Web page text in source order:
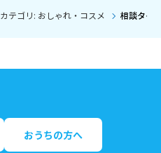
カテゴリ: おしゃれ・コスメ 相談タイ
おうちの方へ